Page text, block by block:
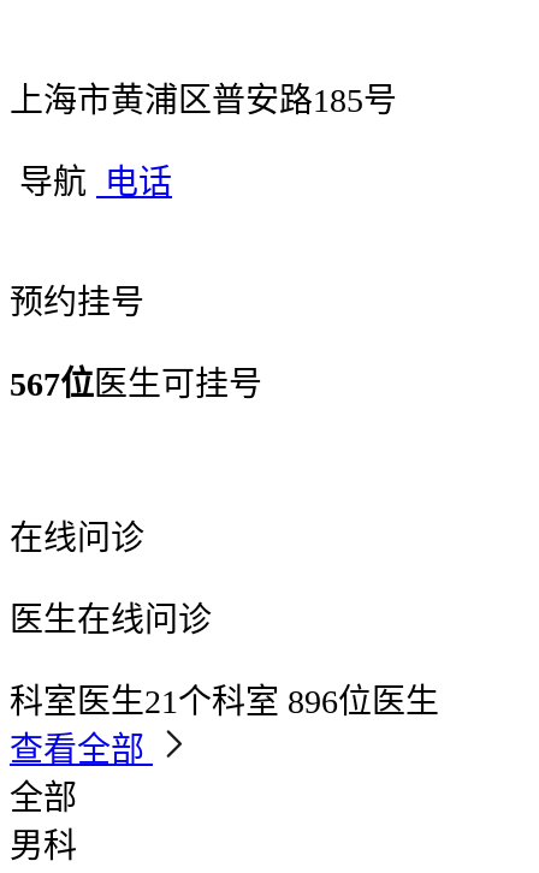
上海市黄浦区普安路185号
导航 电话
预约挂号
567位医生可挂号
在线问诊
医生在线问诊
科室医生21个科室 896位医生
查看全部
全部
男科